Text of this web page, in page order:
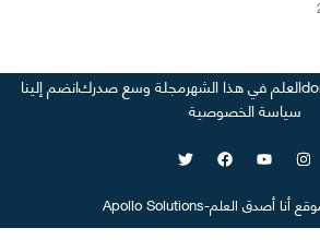
العلم في هذا الشهرمجلة وسع صدركانضم إلينا
سياسة الخصوصية
أنا أصدق العلم-
Apollo Solutions